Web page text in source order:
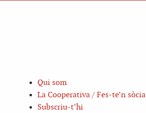
Qui som
La Cooperativa / Fes-te’n sòcia
Subscriu-t’hi